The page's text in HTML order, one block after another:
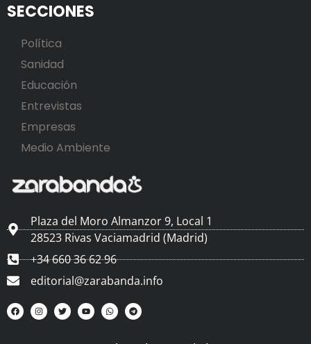
SECCIONES
Política
Sanidad
Educación
Entrevistas
Empresas
Medio Ambiente
Plaza del Moro Almanzor 9, Local 1
28523 Rivas Vaciamadrid (Madrid)
+34 660 36 62 96
editorial@zarabanda.info